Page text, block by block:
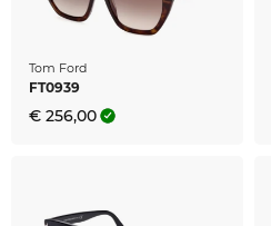
Tom Ford
FT0939
€ 256,00